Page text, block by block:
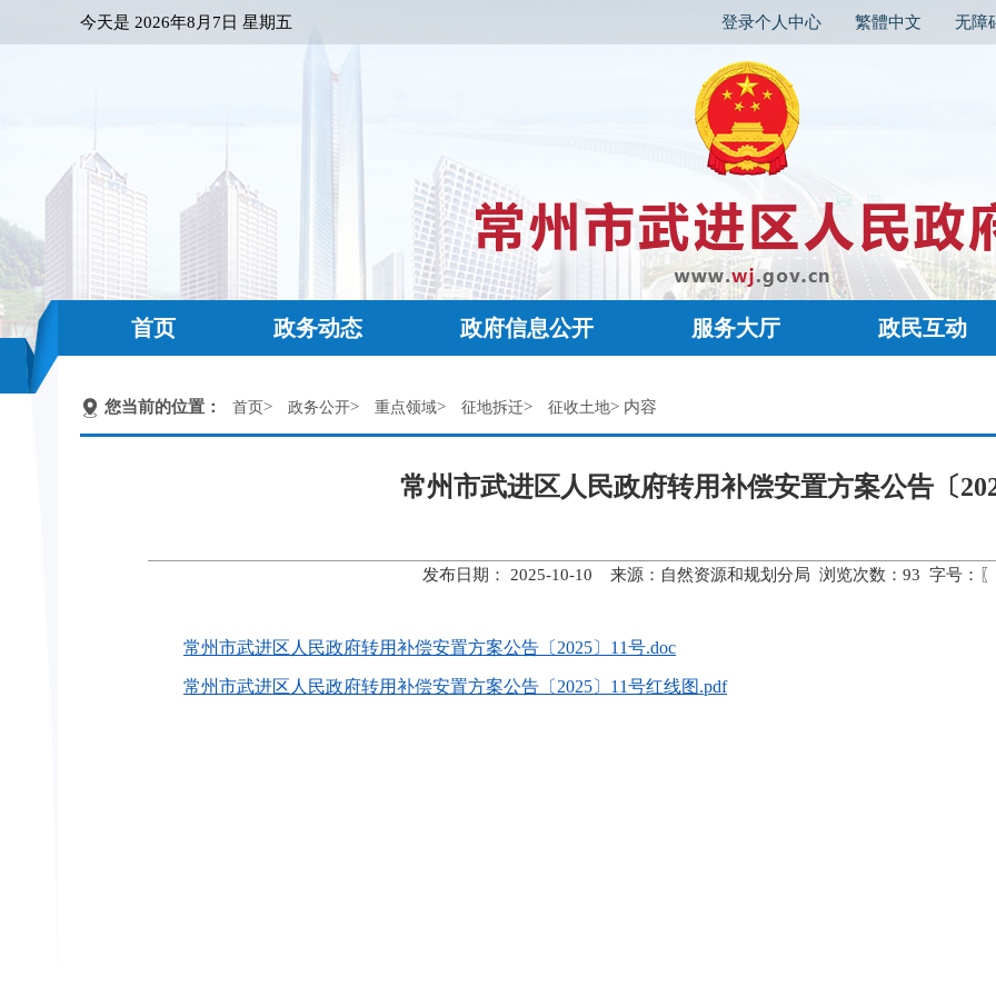
今天是 2026年8月7日 星期五 登录个人中心 繁體中文 无障
首页 政务动态 政府信息公开 服务大厅 政民互动
您当前的位置： 首页> 政务公开> 重点领域> 征地拆迁> 征收土地> 内容
常州市武进区人民政府转用补偿安置方案公告〔
发布日期： 2025-10-10 来源：自然资源和规划分局 浏览次数： 93 字号：〖
常州市武进区人民政府转用补偿安置方案公告〔2025〕11号.doc
常州市武进区人民政府转用补偿安置方案公告〔2025〕11号红线图.pdf